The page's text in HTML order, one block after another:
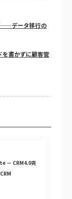
——データ移行の
書かずに顧客管
－ CRM4.0完